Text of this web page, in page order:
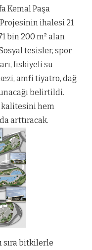
Kemal Paşa
Projesinin ihalesi 21
bin 200 m² alan
tesisler, spor
fıskiyeli su
amfi tiyatro, dağ
belirtildi.
kalitesini hem
arttıracak.
sıra bitkilerle